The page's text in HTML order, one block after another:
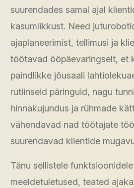
suurendades samal ajal
kasumlikkust. Need
ajaplaneerimist, tellimusi ja
töötavad ööpäevaringselt, et
paindlikke jõusaali
rutiinseid päringuid, nagu
hinnakujundus ja rühmade
vähendavad nad töötajate
suurendavad klientide
Tänu sellistele
meeldetuletused, teated